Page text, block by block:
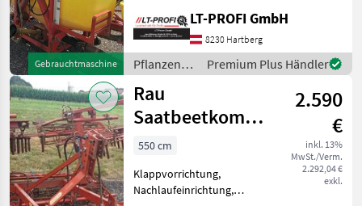
Gebrauchtmaschine
Spridomat 1000 l ==
Vermittlungsverkauf == 12
m Gestänge
Einspülschleuse
Saugschlauch Gelenkwel
LT-PROFI GmbH
8230 Hartberg
Pflanzenschutz
/ Rau
Premium Plus Händler
Rau
Saatbeetkombination
550
2.590
€
inkl. 13%
MwSt./Verm.
2.292,04 €
exkl.
550 cm
Klappvorrichtung,
Nachlaufeinrichtung,